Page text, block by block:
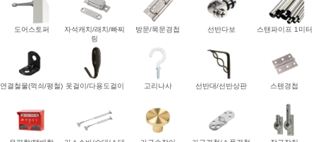
도어스토퍼
자석캐치/래치/빠찌
링
방문/목문경첩 선반다보 스탠파이프 1미터
연결철물(꺽쇠/평철) 옷걸이/다용도걸이 고리나사 선반대/선반상판 스텐경첩